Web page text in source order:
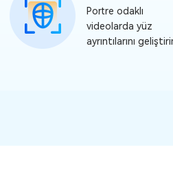
Portre odaklı
videolarda yüz
ayrıntılarını